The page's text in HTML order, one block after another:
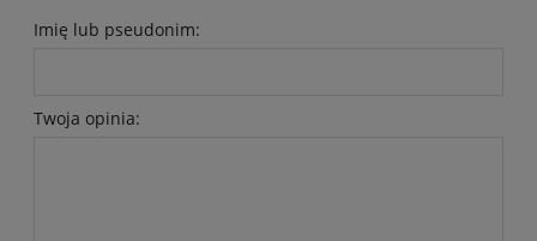
Imię lub pseudonim:
Twoja opinia: